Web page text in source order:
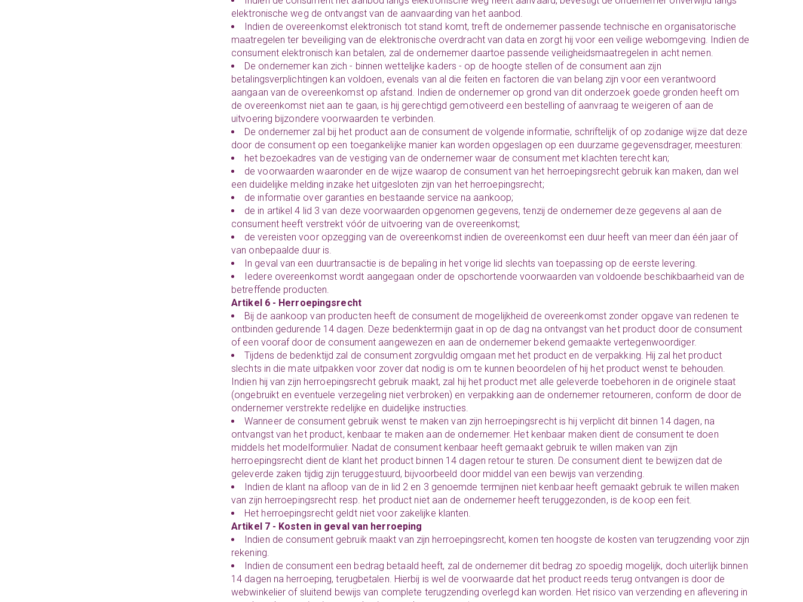
elektronische weg de ontvangst van de aanvaarding van het aanbod.
Indien de overeenkomst elektronisch tot stand komt, treft de ondernemer passende technische en organisatorische
maatregelen ter beveiliging van de elektronische overdracht van data en zorgt hij voor een veilige webomgeving. Indien de
consument elektronisch kan betalen, zal de ondernemer daartoe passende veiligheidsmaatregelen in acht nemen.
De ondernemer kan zich - binnen wettelijke kaders - op de hoogte stellen of de consument aan zijn
betalingsverplichtingen kan voldoen, evenals van al die feiten en factoren die van belang zijn voor een verantwoord
aangaan van de overeenkomst op afstand. Indien de ondernemer op grond van dit onderzoek goede gronden heeft om
de overeenkomst niet aan te gaan, is hij gerechtigd gemotiveerd een bestelling of aanvraag te weigeren of aan de
uitvoering bijzondere voorwaarden te verbinden.
De ondernemer zal bij het product aan de consument de volgende informatie, schriftelijk of op zodanige wijze dat deze
door de consument op een toegankelijke manier kan worden opgeslagen op een duurzame gegevensdrager, meesturen:
het bezoekadres van de vestiging van de ondernemer waar de consument met klachten terecht kan;
de voorwaarden waaronder en de wijze waarop de consument van het herroepingsrecht gebruik kan maken, dan wel
een duidelijke melding inzake het uitgesloten zijn van het herroepingsrecht;
de informatie over garanties en bestaande service na aankoop;
de in artikel 4 lid 3 van deze voorwaarden opgenomen gegevens, tenzij de ondernemer deze gegevens al aan de
consument heeft verstrekt vóór de uitvoering van de overeenkomst;
de vereisten voor opzegging van de overeenkomst indien de overeenkomst een duur heeft van meer dan één jaar of
van onbepaalde duur is.
In geval van een duurtransactie is de bepaling in het vorige lid slechts van toepassing op de eerste levering.
Iedere overeenkomst wordt aangegaan onder de opschortende voorwaarden van voldoende beschikbaarheid van de
betreffende producten.
Artikel 6 - Herroepingsrecht
Bij de aankoop van producten heeft de consument de mogelijkheid de overeenkomst zonder opgave van redenen te
ontbinden gedurende 14 dagen. Deze bedenktermijn gaat in op de dag na ontvangst van het product door de consument
of een vooraf door de consument aangewezen en aan de ondernemer bekend gemaakte vertegenwoordiger.
Tijdens de bedenktijd zal de consument zorgvuldig omgaan met het product en de verpakking. Hij zal het product
slechts in die mate uitpakken voor zover dat nodig is om te kunnen beoordelen of hij het product wenst te behouden.
Indien hij van zijn herroepingsrecht gebruik maakt, zal hij het product met alle geleverde toebehoren in de originele staat
(ongebruikt en eventuele verzegeling niet verbroken) en verpakking aan de ondernemer retourneren, conform de door de
ondernemer verstrekte redelijke en duidelijke instructies.
Wanneer de consument gebruik wenst te maken van zijn herroepingsrecht is hij verplicht dit binnen 14 dagen, na
ontvangst van het product, kenbaar te maken aan de ondernemer. Het kenbaar maken dient de consument te doen
middels het modelformulier. Nadat de consument kenbaar heeft gemaakt gebruik te willen maken van zijn
herroepingsrecht dient de klant het product binnen 14 dagen retour te sturen. De consument dient te bewijzen dat de
geleverde zaken tijdig zijn teruggestuurd, bijvoorbeeld door middel van een bewijs van verzending.
Indien de klant na afloop van de in lid 2 en 3 genoemde termijnen niet kenbaar heeft gemaakt gebruik te willen maken
van zijn herroepingsrecht resp. het product niet aan de ondernemer heeft teruggezonden, is de koop een feit.
Het herroepingsrecht geldt niet voor zakelijke klanten.
Artikel 7 - Kosten in geval van herroeping
Indien de consument gebruik maakt van zijn herroepingsrecht, komen ten hoogste de kosten van terugzending voor zijn
rekening.
Indien de consument een bedrag betaald heeft, zal de ondernemer dit bedrag zo spoedig mogelijk, doch uiterlijk binnen
14 dagen na herroeping, terugbetalen. Hierbij is wel de voorwaarde dat het product reeds terug ontvangen is door de
webwinkelier of sluitend bewijs van complete terugzending overlegd kan worden. Het risico van verzending en aflevering in